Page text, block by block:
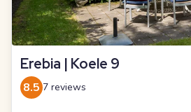
Erebia | Koele 9
8.5 7 reviews